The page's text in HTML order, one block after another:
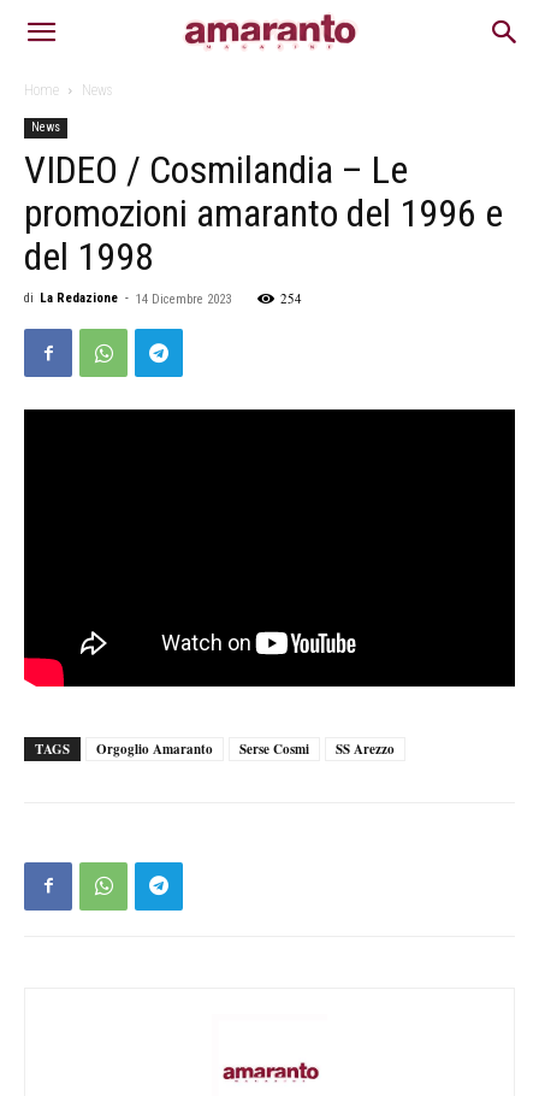
Home News
News
VIDEO / Cosmilandia – Le
promozioni amaranto del 1996 e
del 1998
di La Redazione - 14 Dicembre 2023 254
TAGS Orgoglio Amaranto Serse Cosmi SS Arezzo